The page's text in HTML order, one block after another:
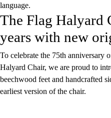
language.
The Flag Halyard
years with new
To celebrate the 75th anniversary
Halyard Chair, we are proud to
beechwood feet and handcrafted
earliest version of the chair.